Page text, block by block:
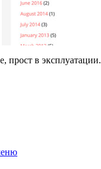
прост в эксплуатации.